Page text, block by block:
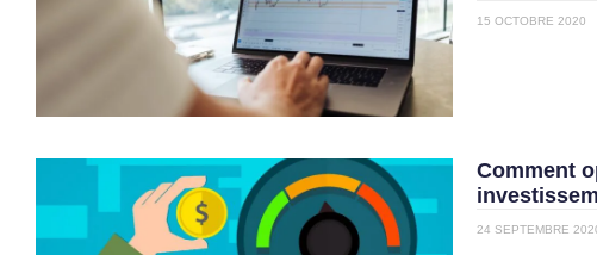
15 OCTOBRE 2020
Comment
24 SEPTEMBRE